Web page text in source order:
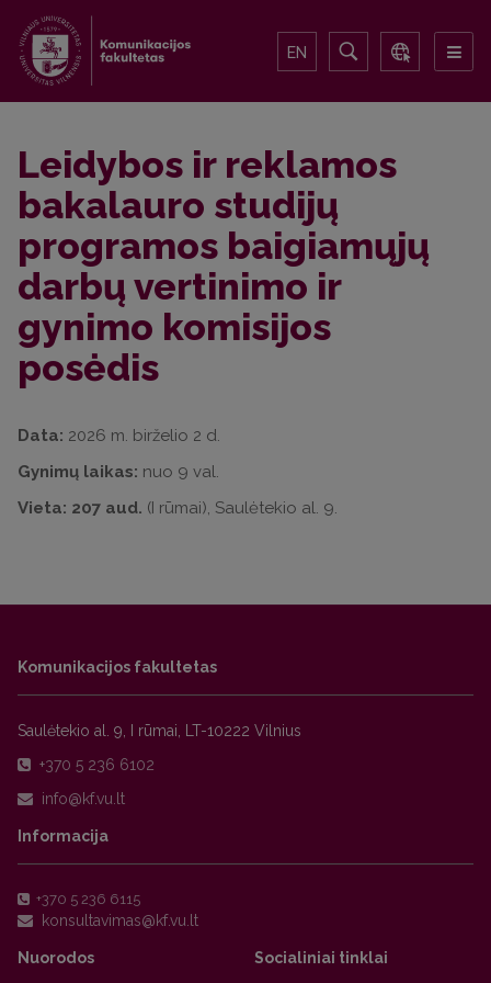
EN
Leidybos ir reklamos
bakalauro studijų
programos baigiamųjų
darbų vertinimo ir
gynimo komisijos
posėdis
Data: 2026 m. birželio 2 d.
Gynimų laikas: nuo 9 val.
Vieta: 207 aud. (I rūmai), Saulėtekio al. 9.
Komunikacijos fakultetas
Saulėtekio al. 9, I rūmai, LT-10222 Vilnius
+370 5 236 6102
Informacija
+370 5 236 6115
Nuorodos Socialiniai tinklai